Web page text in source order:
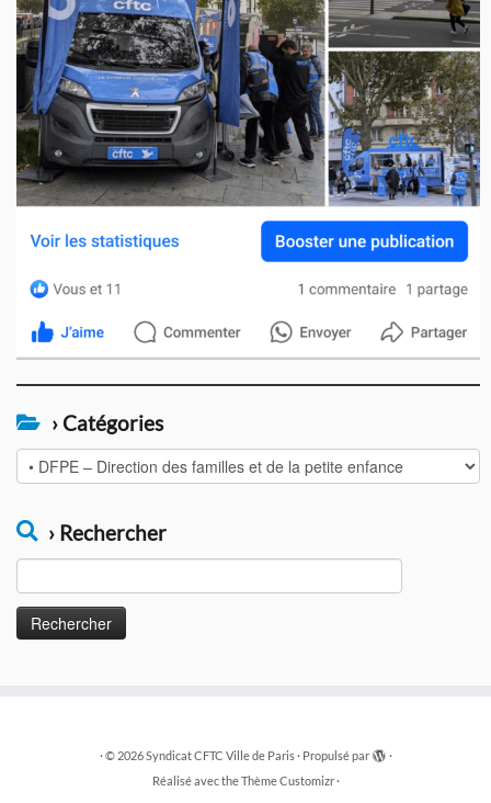
› Catégories
Catégories
› Rechercher
·© 2026Syndicat CFTC Ville de Paris · Propulsé par
·
Réalisé avec theThème Customizr·